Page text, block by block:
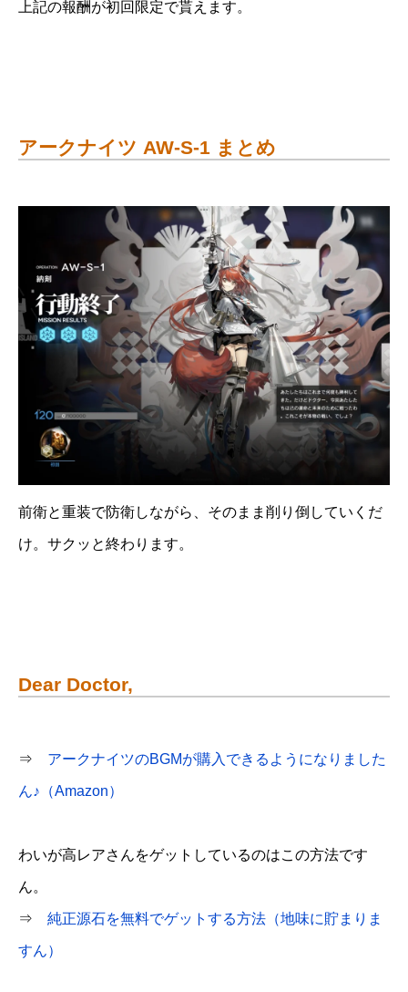
上記の報酬が初回限定で貰えます。
アークナイツ AW-S-1 まとめ
前衛と重装で防衛しながら、そのまま削り倒していくだ
け。サクッと終わります。
Dear Doctor,
⇒ アークナイツのBGMが購入できるようになりました
ん♪（Amazon）
わいが高レアさんをゲットしているのはこの方法です
ん。
⇒ 純正源石を無料でゲットする方法（地味に貯まりま
すん）